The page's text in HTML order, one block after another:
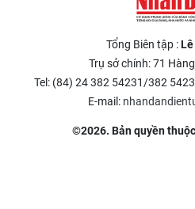
Tổng Biên tập :
Trụ sở chính: 71
Tel: (84) 24 382 54231/382
E-mail:
©2026. Bản quyền